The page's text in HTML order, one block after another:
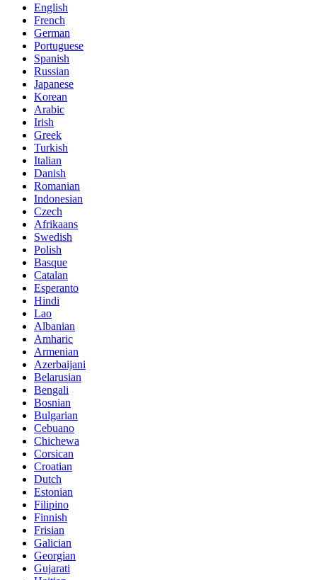
English
French
German
Portuguese
Spanish
Russian
Japanese
Korean
Arabic
Irish
Greek
Turkish
Italian
Danish
Romanian
Indonesian
Czech
Afrikaans
Swedish
Polish
Basque
Catalan
Esperanto
Hindi
Lao
Albanian
Amharic
Armenian
Azerbaijani
Belarusian
Bengali
Bosnian
Bulgarian
Cebuano
Chichewa
Corsican
Croatian
Dutch
Estonian
Filipino
Finnish
Frisian
Galician
Georgian
Gujarati